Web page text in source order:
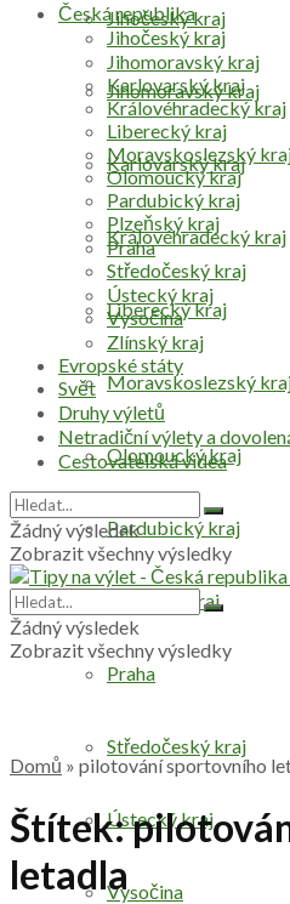
Jihočeský kraj
Jihomoravský kraj
Karlovarský kraj
Královéhradecký kraj
Liberecký kraj
Moravskoslezský
Olomoucký kraj
Pardubický kraj
Plzeňský kraj
Praha
Středočeský kraj
Ústecký kraj
Vysočina
Česká republika
Jihočeský kraj
Jihomoravský kraj
Karlovarský kraj
Královéhradecký kraj
Liberecký kraj
Moravskoslezský
Olomoucký kraj
Pardubický kraj
Plzeňský kraj
Praha
Středočeský kraj
Ústecký kraj
Vysočina
Zlínský kraj
Evropské státy
Svět
Druhy výletů
Netradiční výlety a
Cestovatelská videa
Žádný výsledek
Zobrazit všechny výsledky
Žádný výsledek
Zobrazit všechny výsledky
Domů » pilotování sportovního
Štítek:
letadla